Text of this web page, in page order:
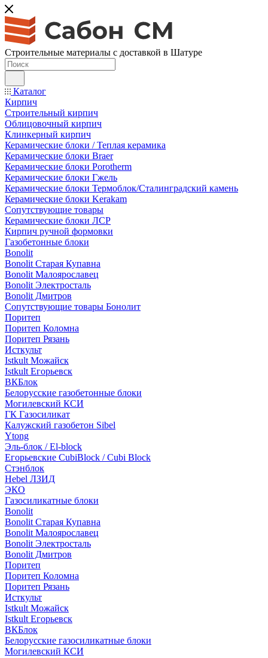
Строительные материалы с доставкой в Шатуре
Каталог
Кирпич
Строительный кирпич
Облицовочный кирпич
Клинкерный кирпич
Керамические блоки / Теплая керамика
Керамические блоки Braer
Керамические блоки Porotherm
Керамические блоки Гжель
Керамические блоки Термоблок/Сталинградский камень
Керамические блоки Kerakam
Сопутствующие товары
Керамические блоки ЛСР
Кирпич ручной формовки
Газобетонные блоки
Bonolit
Bonolit Старая Купавна
Bonolit Малоярославец
Bonolit Электросталь
Bonolit Дмитров
Сопутствующие товары Бонолит
Поритеп
Поритеп Коломна
Поритеп Рязань
Исткульт
Istkult Можайск
Istkult Егорьевск
ВКБлок
Белорусские газобетонные блоки
Могилевский КСИ
ГК Газосиликат
Калужский газобетон Sibel
Ytong
Эль-блок / El-block
Егорьевские CubiBlock / Cubi Block
Стэнблок
Hebel ЛЗИД
ЭКО
Газосиликатные блоки
Bonolit
Bonolit Старая Купавна
Bonolit Малоярославец
Bonolit Электросталь
Bonolit Дмитров
Поритеп
Поритеп Коломна
Поритеп Рязань
Исткульт
Istkult Можайск
Istkult Егорьевск
ВКБлок
Белорусские газосиликатные блоки
Могилевский КСИ